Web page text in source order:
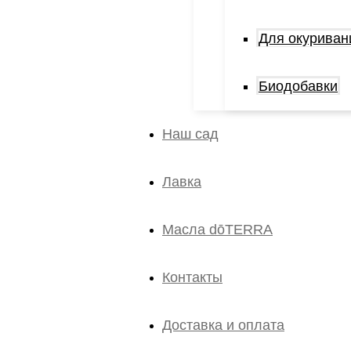
Для
Биодобавки
Наш сад
Лавка
Масла dōTERRA
Контакты
Доставка и оплата